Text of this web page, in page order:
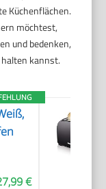
Küchenflächen.
möchtest,
und bedenken,
kannst.
€